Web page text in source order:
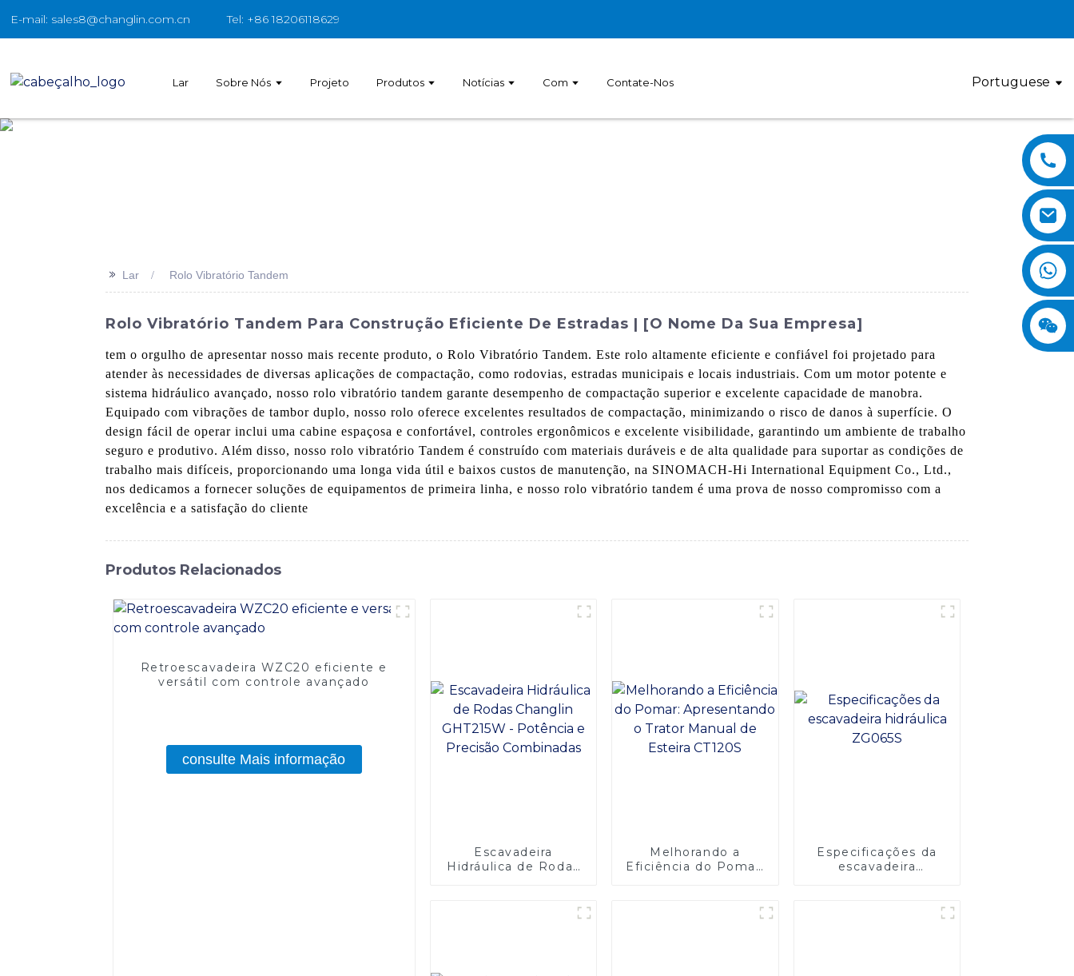
E-mail: sales8@changlin.com.cn Tel: +86 18206118629
Lar Sobre Nós Projeto Produtos Notícias Com Contate-Nos Portuguese
>> Lar Rolo Vibratório Tandem
Rolo Vibratório Tandem Para Construção Eficiente De Estradas | [O Nome Da Sua Empresa]
tem o orgulho de apresentar nosso mais recente produto, o Rolo Vibratório Tandem. Este rolo altamente eficiente e confiável foi projetado para
atender às necessidades de diversas aplicações de compactação, como rodovias, estradas municipais e locais industriais. Com um motor potente e
sistema hidráulico avançado, nosso rolo vibratório tandem garante desempenho de compactação superior e excelente capacidade de manobra.
Equipado com vibrações de tambor duplo, nosso rolo oferece excelentes resultados de compactação, minimizando o risco de danos à superfície. O
design fácil de operar inclui uma cabine espaçosa e confortável, controles ergonômicos e excelente visibilidade, garantindo um ambiente de trabalho
seguro e produtivo. Além disso, nosso rolo vibratório Tandem é construído com materiais duráveis ​​e de alta qualidade para suportar as condições de
trabalho mais difíceis, proporcionando uma longa vida útil e baixos custos de manutenção, na SINOMACH-Hi International Equipment Co., Ltd.,
nos dedicamos a fornecer soluções de equipamentos de primeira linha, e nosso rolo vibratório tandem é uma prova de nosso compromisso com a
excelência e a satisfação do cliente
Produtos Relacionados
Retroescavadeira WZC20 eficiente e
versátil com controle avançado
consulte Mais informação
Escavadeira
Hidráulica de Rodas
Melhorando a
Eficiência do Pomar:
Especificações da
escavadeira